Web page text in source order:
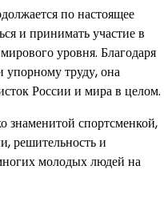
по настоящее
и принимать участие в
уровня. Благодаря
труду, она
России и мира в целом.
знаменитой спортсменкой,
решительность и
молодых людей на